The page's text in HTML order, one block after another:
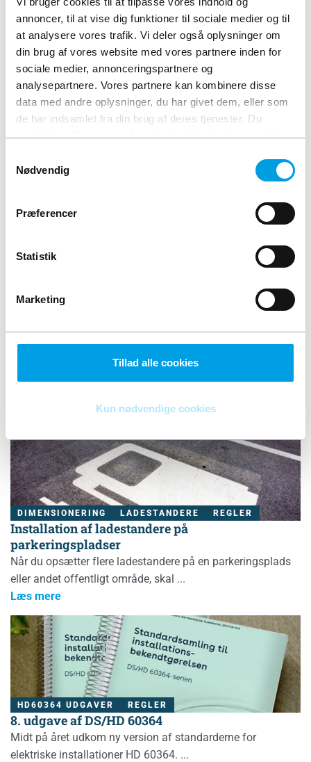
annoncer, til at vise dig funktioner til sociale medier og til
at analysere vores trafik. Vi deler også oplysninger om
din brug af vores website med vores partnere inden for
sociale medier, annonceringspartnere og
analysepartnere. Vores partnere kan kombinere disse
data med andre oplysninger, du har givet dem, eller som
de har indsamlet fra din brug af deres tjenester. Du
samtykker til vores cookies, hvis du fortsætter med at
Nødvendig
Præferencer
Statistik
Marketing
Tillad alle cookies
Kun nødvendige cookies
Læs mere
Dansk Standard har udgivet et helt nyt kapitel i HD60364-
Læs mere
Ny udgave af EN 50110-1: L-AUS bestemmelserne
en række nye opdateringer.
DIMENSIONERING LADESTANDERE REGLER
Installation af ladestandere på
parkeringspladser
Når du opsætter flere ladestandere på en parkeringsplads
eller andet offentligt område, skal
Læs mere
HD60364 UDGAVER REGLER
8. udgave af DS/HD 60364
Midt på året udkom ny version af standarderne for
elektriske installationer HD 60364.